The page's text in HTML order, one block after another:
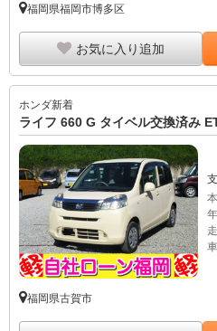
福岡県福岡市博多区
お気に入り追加
ホンダ新着
ライフ 660 G タイベル交換済み
福岡県古賀市